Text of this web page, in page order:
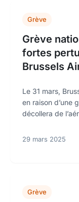
Grève
Grève
fortes
Brussels
Le 31 mars,
en raison d’une
décollera de
29 mars 2025
Grève